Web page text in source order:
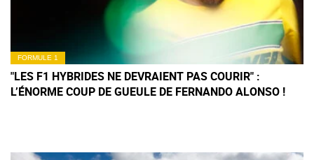
FORMULE 1
"LES F1 HYBRIDES NE DEVRAIENT PAS COURIR" :
L’ÉNORME COUP DE GUEULE DE FERNANDO ALONSO !